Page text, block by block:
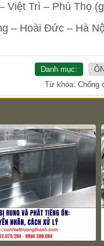
Trì – Phú Thọ
– Hoài Đức – Hà
Danh mục:
Từ khóa: Chống